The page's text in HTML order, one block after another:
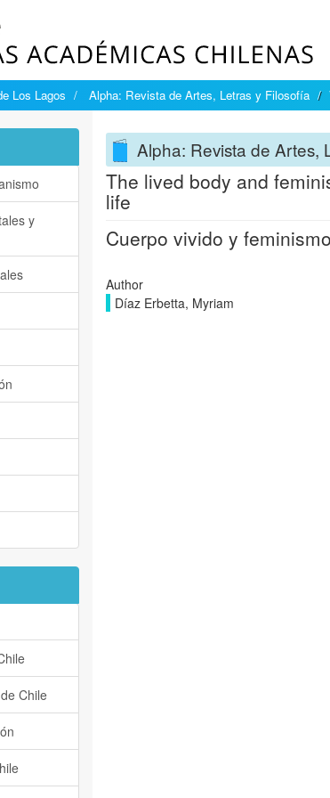
Los Lagos Alpha: Revista de Artes, Letras y Filosofía
Alpha: Revista de Artes,
The lived body and
life
Cuerpo vivido y
Author
Díaz Erbetta, Myriam
y
Chile